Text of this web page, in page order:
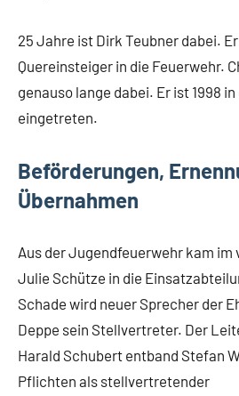
25 Jahre ist Dirk Teubner dabei.
Quereinsteiger in die Feuerwehr.
genauso lange dabei. Er ist 1998
eingetreten.
Beförderungen,
Übernahmen
Aus der Jugendfeuerwehr kam im
Julie Schütze in die
Schade wird neuer Sprecher der
Deppe sein Stellvertreter. Der
Harald Schubert entband Stefan
Pflichten als stellvertretender